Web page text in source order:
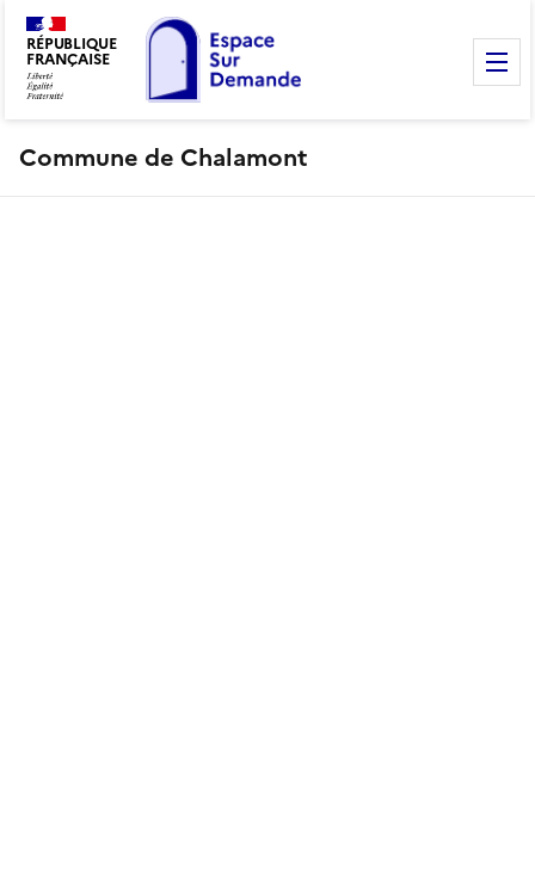
RÉPUBLIQUE
FRANÇAISE
Commune de Chalamont